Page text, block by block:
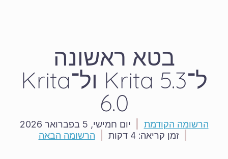
בטא ראשונה
ל־Krita 5.3 ול־Krita
6.0
הרשומה הקודמת
יום חמישי, 5 בפברואר 2026
זמן קריאה: הרשומה הבאה